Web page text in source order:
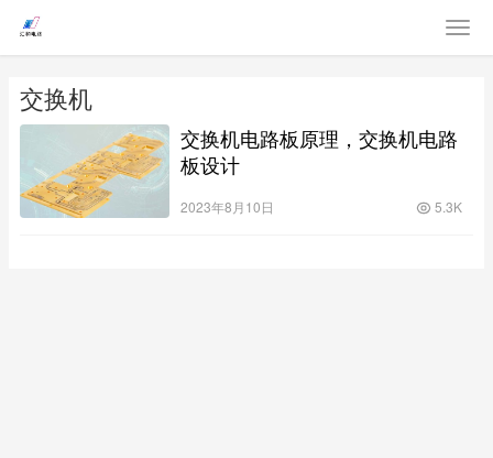
交换机
交换机电路板原理，交换机电路
板设计
2023年8月10日 5.3K